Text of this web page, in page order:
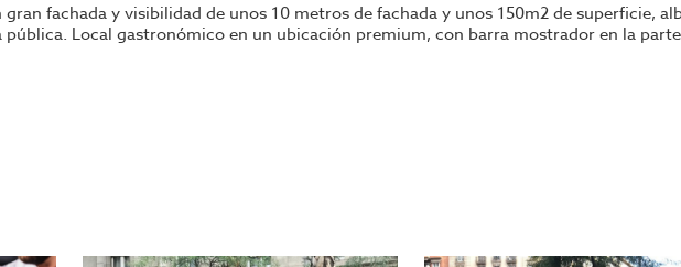
fachada y visibilidad de unos 10 metros de fachada y unos 150m2 de superficie,
pública. Local gastronómico en un ubicación premium, con barra mostrador en la
3500 mas imp.